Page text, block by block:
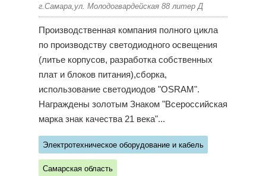
г.Самара,ул. Молодогвардейская 88 литер Д
Производственная компания полного цикла
по производству светодиодного освещения
(литье корпусов, разработка собственных
плат и блоков питания),сборка,
использование светодиодов "OSRAM".
Награждены золотым Знаком "Всероссийская
марка знак качества 21 века"...
Электротехническое оборудование и кабель
Самарская область